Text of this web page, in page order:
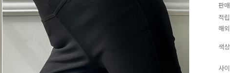
판
적
해
색상
사